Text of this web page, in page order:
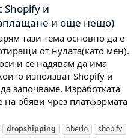
Shopify и
и още нещо)
тази тема основно да е
от нулата(като мен).
и се надявам да има
използват Shopify и
започваме. Изработката
обяви чрез платформата
dropshipping oberlo
shopify